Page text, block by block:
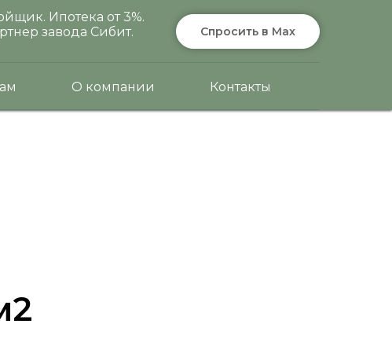
Ипотека от 3%.
завода Сибит.
Спросить в Max
О компании Контакты